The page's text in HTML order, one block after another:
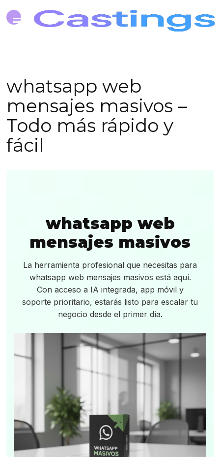
whatsapp web
mensajes masivos –
Todo más rápido y
fácil
whatsapp web
mensajes masivos
La herramienta profesional que necesitas para
whatsapp web mensajes masivos está aquí.
Con acceso a IA integrada, app móvil y
soporte prioritario, estarás listo para escalar tu
negocio desde el primer día.